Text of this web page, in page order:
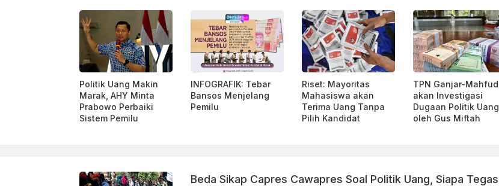
Politik Uang Makin
Marak, AHY Minta
Prabowo Perbaiki
Sistem Pemilu
INFOGRAFIK: Tebar
Bansos Menjelang
Pemilu
Riset: Mayoritas
Mahasiswa akan
Terima Uang Tanpa
Pilih Kandidat
TPN Ganjar-Mahfud
akan Investigasi
Dugaan Politik Uang
oleh Gus Miftah
Beda Sikap Capres Cawapres Soal Politik Uang, Siapa Tegas